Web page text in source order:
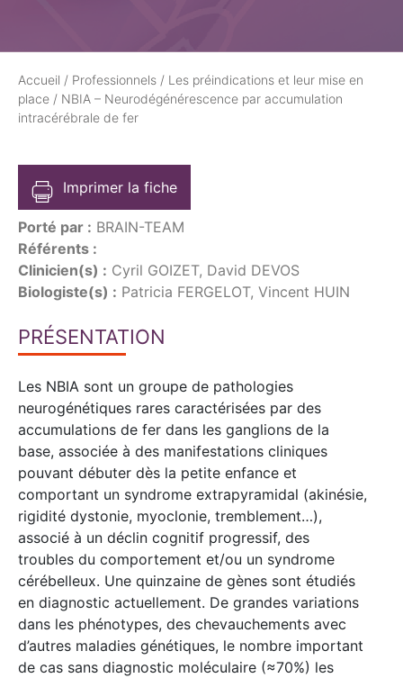
Accueil / Professionnels / Les préindications et leur mise en
place / NBIA – Neurodégénérescence par accumulation
intracérébrale de fer
Imprimer la fiche
Porté par : BRAIN-TEAM
Référents :
Clinicien(s) : Cyril GOIZET, David DEVOS
Biologiste(s) : Patricia FERGELOT, Vincent HUIN
PRÉSENTATION
Les NBIA sont un groupe de pathologies
neurogénétiques rares caractérisées par des
accumulations de fer dans les ganglions de la
base, associée à des manifestations cliniques
pouvant débuter dès la petite enfance et
comportant un syndrome extrapyramidal (akinésie,
rigidité dystonie, myoclonie, tremblement…),
associé à un déclin cognitif progressif, des
troubles du comportement et/ou un syndrome
cérébelleux. Une quinzaine de gènes sont étudiés
en diagnostic actuellement. De grandes variations
dans les phénotypes, des chevauchements avec
d’autres maladies génétiques, le nombre important
de cas sans diagnostic moléculaire (≈70%) les